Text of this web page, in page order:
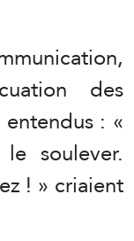
des
: «
soulever.
! » criaient